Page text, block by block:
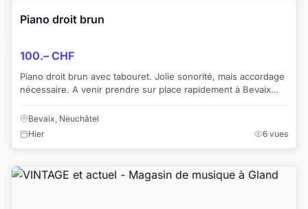
Piano droit brun
100.– CHF
Piano droit brun avec tabouret. Jolie sonorité, mais accordage
nécessaire. A venir prendre sur place rapidement à Bevaix
(NE)
Bevaix, Neuchâtel
Hier
6 vues